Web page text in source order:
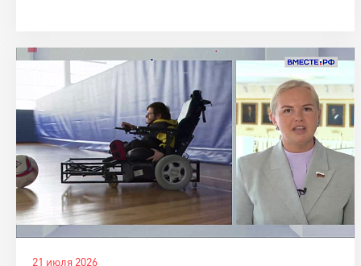
21 июля 2026